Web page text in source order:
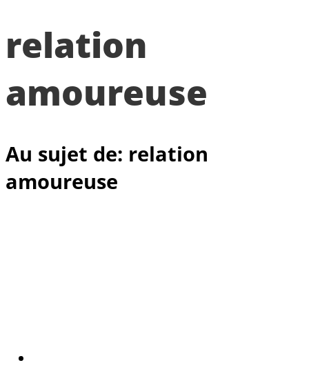
relation
amoureuse
Au sujet de: relation
amoureuse